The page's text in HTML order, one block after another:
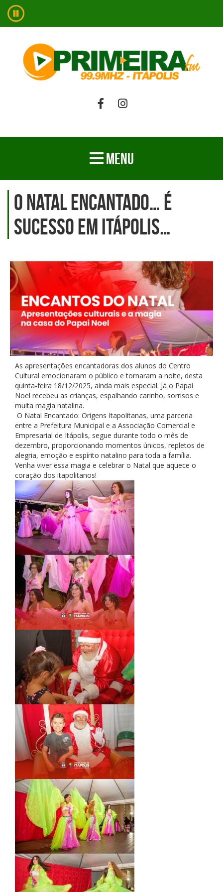
MENU
O Natal Encantado… É
sucesso em Itápolis…
As apresentações encantadoras dos alunos do Centro
Cultural emocionaram o público e tornaram a noite, desta
quinta-feira 18/12/2025, ainda mais especial. Já o Papai
Noel recebeu as crianças, espalhando carinho, sorrisos e
muita magia natalina.
O Natal Encantado: Origens Itapolitanas, uma parceria
entre a Prefeitura Municipal e a Associação Comercial e
Empresarial de Itápolis, segue durante todo o mês de
dezembro, proporcionando momentos únicos, repletos de
alegria, emoção e espírito natalino para toda a família.
Venha viver essa magia e celebrar o Natal que aquece o
coração dos itapolitanos!